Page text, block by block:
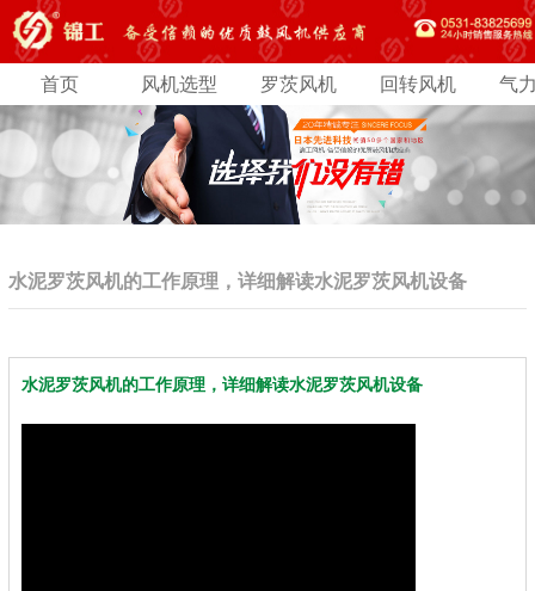
首页 风机选型 罗茨风机 回转风机 气
水泥罗茨风机的工作原理，详细解读水泥罗茨风机设备
水泥罗茨风机的工作原理，详细解读水泥罗茨风机设备